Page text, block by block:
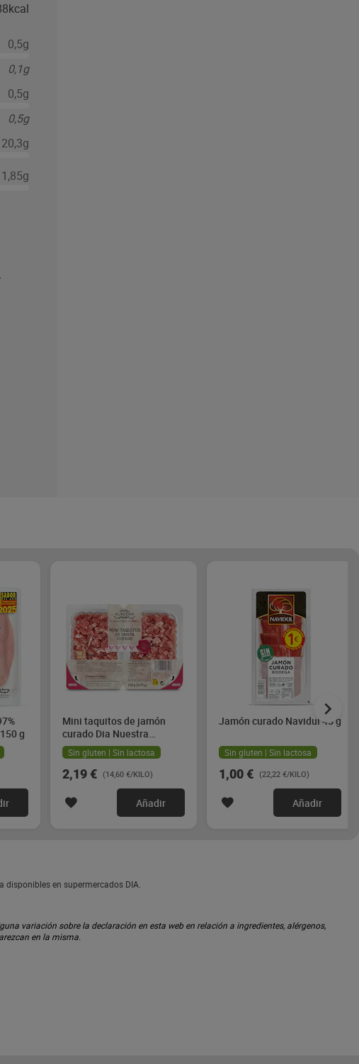
0,5g
0,1g
0,5g
0,5g
20,3g
1,85g
g
Mini taquitos de jamón
curado Dia Nuestra
Alacena 2 x 75 g
Sin gluten | Sin lactosa
2,19 € (14,60 €/KILO)
Añadir
Jamón curado Navidul 45 g
Sin gluten | Sin lactosa
1,00 € (22,22 €/KILO)
Añadir
en supermercados DIA.
variación sobre la declaración en esta web en relación a ingredientes, alérgenos,
en la misma.